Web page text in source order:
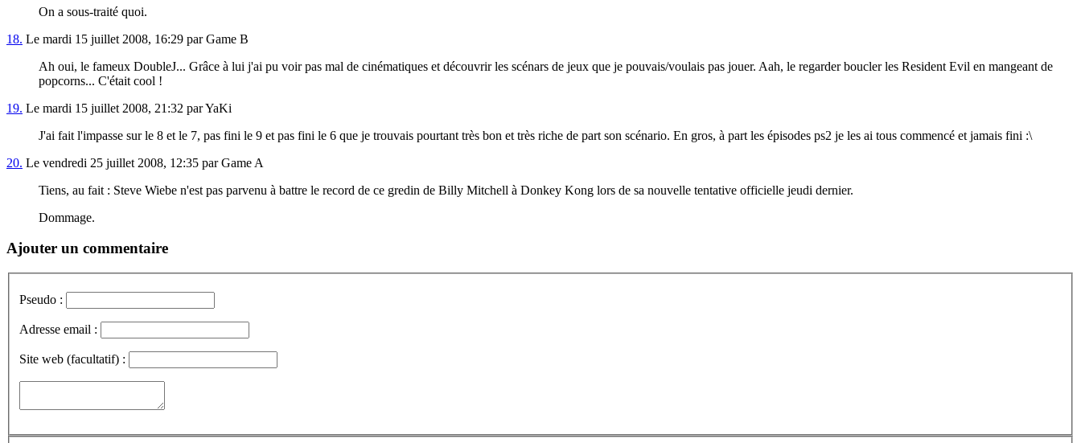
On a sous-traité quoi.
18. Le mardi 15 juillet 2008, 16:29 par Game B
Ah oui, le fameux DoubleJ... Grâce à lui j'ai pu voir pas mal de cinématiques et découvrir les scénars de jeux que je pouvais/voulais pas jouer. Aah, le regarder boucler les Resident Evil en mangeant de
popcorns... C'était cool !
19. Le mardi 15 juillet 2008, 21:32 par YaKi
J'ai fait l'impasse sur le 8 et le 7, pas fini le 9 et pas fini le 6 que je trouvais pourtant très bon et très riche de part son scénario. En gros, à part les épisodes ps2 je les ai tous commencé et jamais fini :\
20. Le vendredi 25 juillet 2008, 12:35 par Game A
Tiens, au fait : Steve Wiebe n'est pas parvenu à battre le record de ce gredin de Billy Mitchell à Donkey Kong lors de sa nouvelle tentative officielle jeudi dernier.
Dommage.
Ajouter un commentaire
Pseudo :
Adresse email :
Site web (facultatif) :